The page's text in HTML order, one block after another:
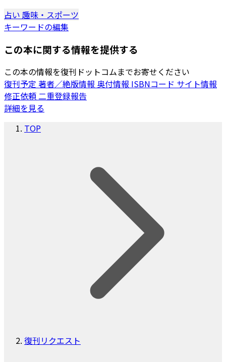
占い 趣味・スポーツ
キーワードの編集
この本に関する情報を提供する
この本の情報を復刊ドットコムまでお寄せください
復刊予定 著者／絶版情報 奥付情報 ISBNコード サイト情報
修正依頼 二重登録報告
詳細を見る
TOP
復刊リクエスト